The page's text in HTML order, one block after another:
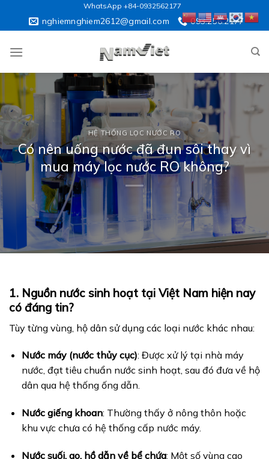
WhatsApp +84-0932562177
nghiemnghiem2612@gmail.com 093.256.2177
HỆ THỐNG LỌC NƯỚC RO
Có nên uống nước đã đun sôi thay vì
mua máy lọc nước RO không?
1. Nguồn nước sinh hoạt tại Việt Nam hiện nay
có đáng tin?
Tùy từng vùng, hộ dân sử dụng các loại nước khác nhau:
Nước máy (nước thủy cục): Được xử lý tại nhà máy
nước, đạt tiêu chuẩn nước sinh hoạt, sau đó đưa về hộ
dân qua hệ thống ống dẫn.
Nước giếng khoan: Thường thấy ở nông thôn hoặc
khu vực chưa có hệ thống cấp nước máy.
Nước suối, ao, hồ dẫn về bể chứa: Một số vùng cao